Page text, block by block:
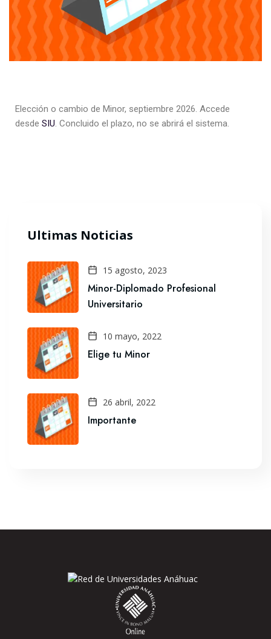
Elección o cambio de Minor, septiembre 2026. Accede
desde SIU. Concluido el plazo, no se abrirá el sistema.
Ultimas Noticias
15 agosto, 2023
Minor-Diplomado Profesional
Universitario
10 mayo, 2022
Elige tu Minor
26 abril, 2022
Importante